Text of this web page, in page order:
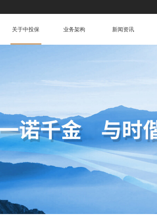
关于中投保 业务架构 新闻资讯